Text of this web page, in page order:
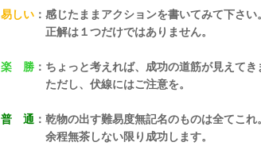
易しい ：感じたままアクションを書いてみて下さい
正解は１つだけではありません。
楽 勝 ：ちょっと考えれば、成功の道筋が見えてき
ただし、伏線にはご注意を。
普 通 ：乾物の出す難易度無記名のものは全てこれ
余程無茶しない限り成功します。